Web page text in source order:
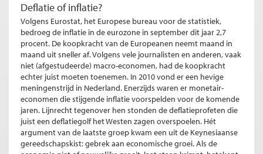
Deflatie of inflatie?
Volgens Eurostat, het Europese bureau voor de statistiek,
bedroeg de inflatie in de eurozone in september dit jaar 2,7
procent. De koopkracht van de Europeanen neemt maand in
maand uit sneller af. Volgens vele journalisten en anderen, vaak
niet (afgestudeerde) macro-economen, had de koopkracht
echter juist moeten toenemen. In 2010 vond er een hevige
meningenstrijd in Nederland. Enerzijds waren er monetair-
economen die stijgende inflatie voorspelden voor de komende
jaren. Lijnrecht tegenover hen stonden de deflatieprofeten die
juist een deflatiegolf het Westen zagen overspoelen. Hét
argument van de laatste groep kwam een uit de Keynesiaanse
gereedschapskist: gebrek aan economische groei. Als de